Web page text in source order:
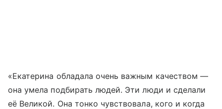
«Екатерина обладала очень важным качеством —
она умела подбирать людей. Эти люди и сделали
её Великой. Она тонко чувствовала, кого и когда